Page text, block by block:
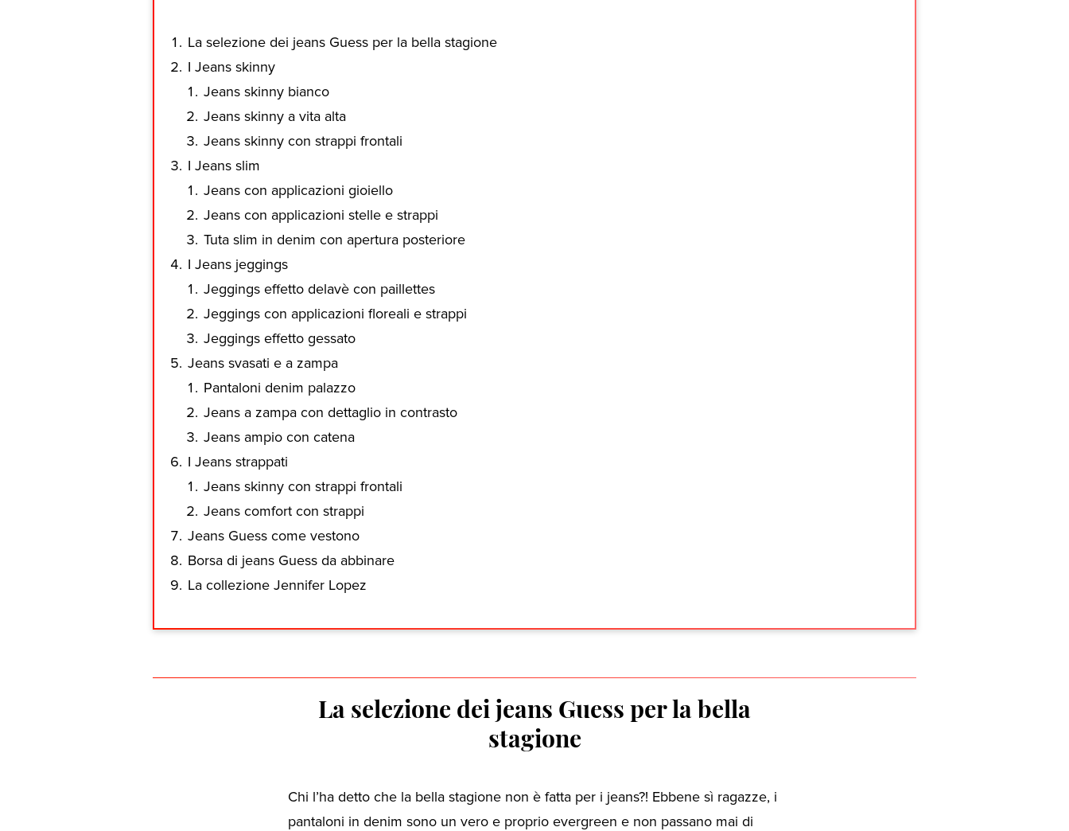
La selezione dei jeans Guess per la bella stagione
I Jeans skinny
Jeans skinny bianco
Jeans skinny a vita alta
Jeans skinny con strappi frontali
I Jeans slim
Jeans con applicazioni gioiello
Jeans con applicazioni stelle e strappi
Tuta slim in denim con apertura posteriore
I Jeans jeggings
Jeggings effetto delavè con paillettes
Jeggings con applicazioni floreali e strappi
Jeggings effetto gessato
Jeans svasati e a zampa
Pantaloni denim palazzo
Jeans a zampa con dettaglio in contrasto
Jeans ampio con catena
I Jeans strappati
Jeans skinny con strappi frontali
Jeans comfort con strappi
Jeans Guess come vestono
Borsa di jeans Guess da abbinare
La collezione Jennifer Lopez
La selezione dei jeans Guess per la bella
stagione
Chi l’ha detto che la bella stagione non è fatta per i jeans?! Ebbene sì ragazze, i
pantaloni in denim sono un vero e proprio evergreen e non passano mai di